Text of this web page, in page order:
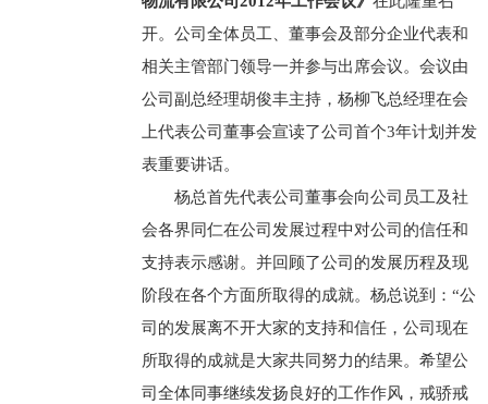
开。公司全体员工、董事会及部分企业代表和
相关主管部门领导一并参与出席会议。会议由
公司副总经理胡俊丰主持，杨柳飞总经理在会
上代表公司董事会宣读了公司首个3年计划并发
表重要讲话。
杨总首先代表公司董事会向公司员工及社
会各界同仁在公司发展过程中对公司的信任和
支持表示感谢。并回顾了公司的发展历程及现
阶段在各个方面所取得的成就。杨总说到：“公
司的发展离不开大家的支持和信任，公司现在
所取得的成就是大家共同努力的结果。希望公
司全体同事继续发扬良好的工作作风，戒骄戒